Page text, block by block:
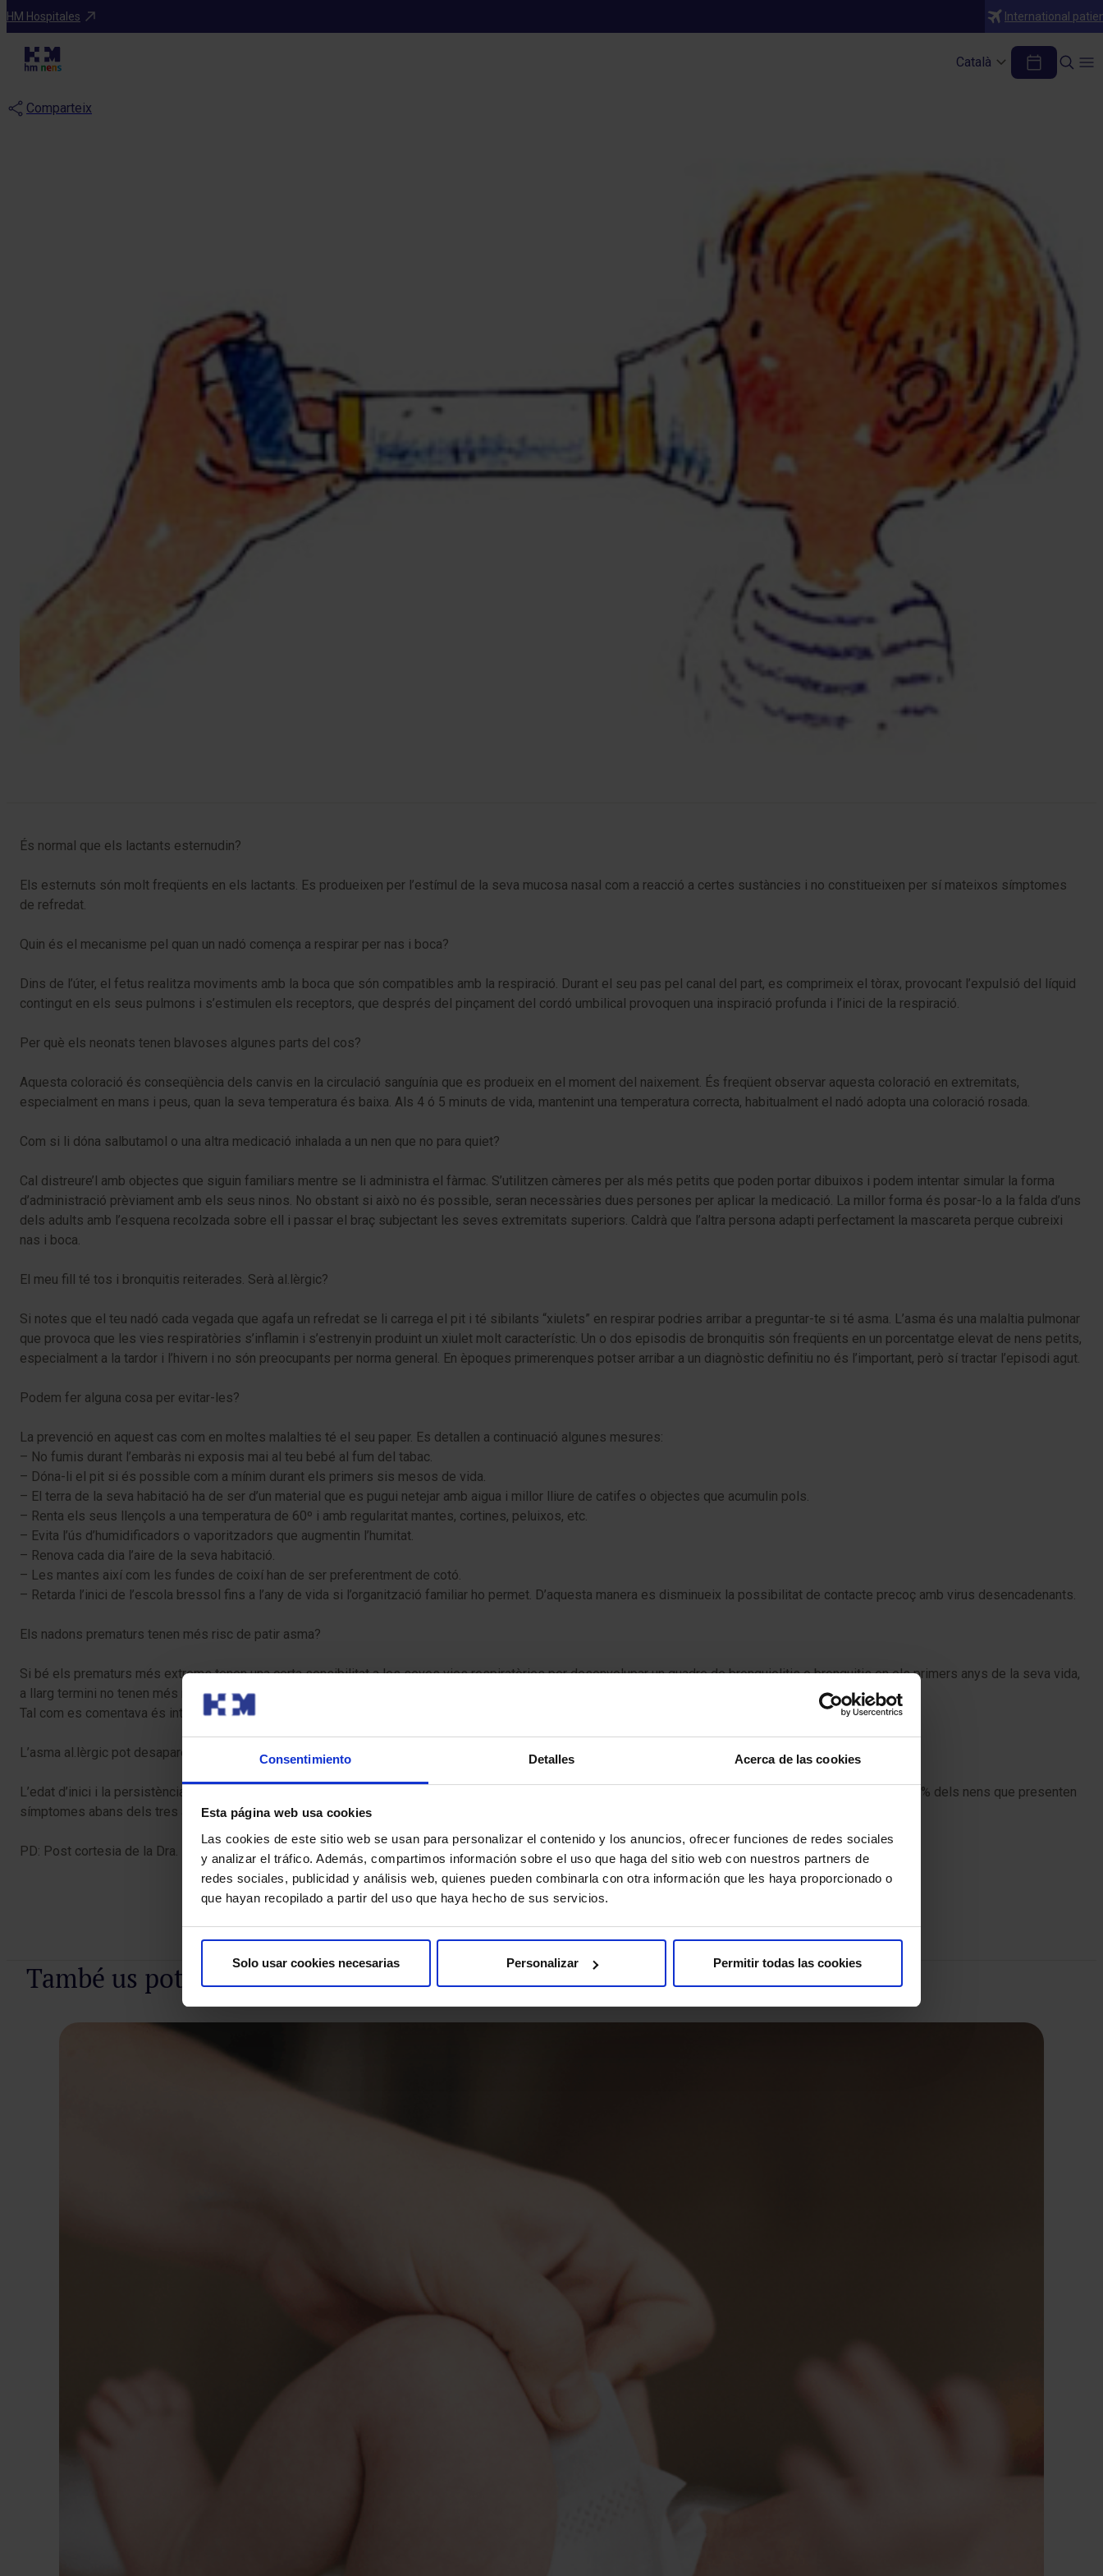
Consentimiento Detalles Acerca de las cookies
Esta página web usa cookies
Las cookies de este sitio web se usan para personalizar el contenido y los anuncios, ofrecer funciones de redes sociales
y analizar el tráfico. Además, compartimos información sobre el uso que haga del sitio web con nuestros partners de
redes sociales, publicidad y análisis web, quienes pueden combinarla con otra información que les haya proporcionado o
que hayan recopilado a partir del uso que haya hecho de sus servicios.
Solo usar cookies necesarias Personalizar Permitir todas las cookies
HM Hospitales International
Català
Blog
Preguntem al especialista: El pneumòleg (I)
Comparteix
És normal que els lactants esternudin?
Els esternuts són molt freqüents en els lactants. Es produeixen per l’estímul de la seva mucosa nasal com a reacció a certes sustàncies i no constitueixen per sí mateixos símptomes
de refredat.
Quin és el mecanisme pel quan un nadó comença a respirar per nas i boca?
Dins de l’úter, el fetus realitza moviments amb la boca que són compatibles amb la respiració. Durant el seu pas pel canal del part, es comprimeix el tòrax, provocant l’expulsió del líquid
contingut en els seus pulmons i s’estimulen els receptors, que després del pinçament del cordó umbilical provoquen una inspiració profunda i l’inici de la respiració.
Per què els neonats tenen blavoses algunes parts del cos?
Aquesta coloració és conseqüència dels canvis en la circulació sanguínia que es produeix en el moment del naixement. És freqüent observar aquesta coloració en extremitats,
especialment en mans i peus, quan la seva temperatura és baixa. Als 4 ó 5 minuts de vida, mantenint una temperatura correcta, habitualment el nadó adopta una coloració rosada.
Com si li dóna salbutamol o una altra medicació inhalada a un nen que no para quiet?
Cal distreure’l amb objectes que siguin familiars mentre se li administra el fàrmac. S’utilitzen càmeres per als més petits que poden portar dibuixos i podem intentar simular la forma
d’administració prèviament amb els seus ninos. No obstant si això no és possible, seran necessàries dues persones per aplicar la medicació. La millor forma és posar-lo a la falda d’uns
dels adults amb l’esquena recolzada sobre ell i passar el braç subjectant les seves extremitats superiors. Caldrà que l’altra persona adapti perfectament la mascareta perque cubreixi
nas i boca.
El meu fill té tos i bronquitis reiterades. Serà al.lèrgic?
Si notes que el teu nadó cada vegada que agafa un refredat se li carrega el pit i té sibilants “xiulets” en respirar podries arribar a preguntar-te si té asma. L’asma és una malaltia pulmonar
que provoca que les vies respiratòries s’inflamin i s’estrenyin produint un xiulet molt característic. Un o dos episodis de bronquitis són freqüents en un porcentatge elevat de nens petits,
especialment a la tardor i l’hivern i no són preocupants per norma general. En èpoques primerenques potser arribar a un diagnòstic definitiu no és l’important, però sí tractar l’episodi agut.
Podem fer alguna cosa per evitar-les?
La prevenció en aquest cas com en moltes malalties té el seu paper. Es detallen a continuació algunes mesures:
– No fumis durant l’embaràs ni exposis mai al teu bebé al fum del tabac.
– Dóna-li el pit si és possible com a mínim durant els primers sis mesos de vida.
– El terra de la seva habitació ha de ser d’un material que es pugui netejar amb aigua i millor lliure de catifes o objectes que acumulin pols.
– Renta els seus llençols a una temperatura de 60º i amb regularitat mantes, cortines, peluixos, etc.
– Evita l’ús d’humidificadors o vaporitzadors que augmentin l’humitat.
– Renova cada dia l’aire de la seva habitació.
– Les mantes així com les fundes de coixí han de ser preferentment de cotó.
– Retarda l’inici de l’escola bressol fins a l’any de vida si l’organització familiar ho permet. D’aquesta manera es disminueix la possibilitat de contacte precoç amb virus desencadenants.
Els nadons prematurs tenen més risc de patir asma?
Si bé els prematurs més extrems tenen una certa sensibilitat a les seves vies respiratòries per desenvolupar un quadre de bronquiolitis o bronquitis en els primers anys de la seva vida,
a llarg termini no tenen més risc de patir asma.
Tal com es comentava és interessant especialment en aquest col.lectiu retrasar l’inici de l’escolarització per evitar les infeccions respiratòries.
L’asma al.lèrgic pot desaparèixer en la infància i desaparèixer en la pubertat?
L’edat d’inici i la persistència dels símptomes d’asma són importants per poder predir l’evolució. Els estudis realitzats sobre aquest tema indiquen que un 40% dels nens que presenten
símptomes abans dels tres anys de vida no tenen problemes després dels sis anys.
PD: Post cortesia de la Dra. Ruggeri, pneumòloga i pediatra d’Urgències de l’Hospital de Nens
També us pot agradar